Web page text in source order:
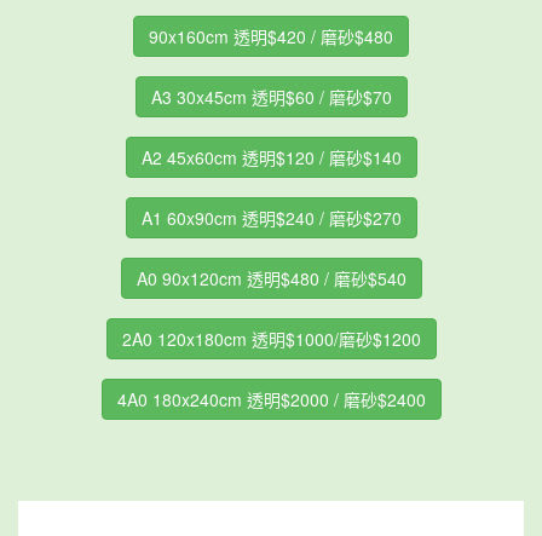
90x160cm 透明$420 / 磨砂$480
A3 30x45cm 透明$60 / 磨砂$70
A2 45x60cm 透明$120 / 磨砂$140
A1 60x90cm 透明$240 / 磨砂$270
A0 90x120cm 透明$480 / 磨砂$540
2A0 120x180cm 透明$1000/磨砂$1200
4A0 180x240cm 透明$2000 / 磨砂$2400